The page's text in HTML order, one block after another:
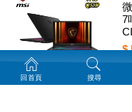
7
$
回首頁 搜尋